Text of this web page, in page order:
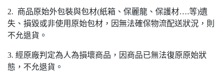
2. 商品原始外包裝與包材(紙箱、保麗龍、保護材….等)遺
失、損毀或非使用原始包材，因無法確保物流配送狀況，則
不允退貨。
3. 經原廠判定為人為損壞商品，因商品已無法復原原始狀
態，不允退貨。